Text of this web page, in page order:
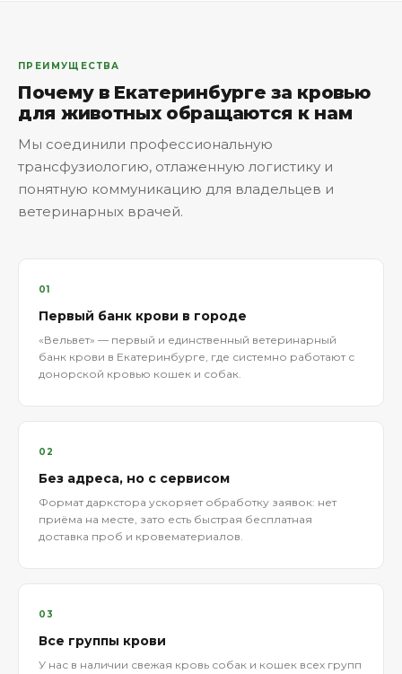
ПРЕИМУЩЕСТВА
Почему в Екатеринбурге за кровью
для животных обращаются к нам
Мы соединили профессиональную
трансфузиологию, отлаженную логистику и
понятную коммуникацию для владельцев и
ветеринарных врачей.
01
Первый банк крови в городе
«Вельвет» — первый и единственный ветеринарный
банк крови в Екатеринбурге, где системно работают с
донорской кровью кошек и собак.
02
Без адреса, но с сервисом
Формат даркстора ускоряет обработку заявок: нет
приёма на месте, зато есть быстрая бесплатная
доставка проб и кровематериалов.
03
Все группы крови
У нас в наличии свежая кровь собак и кошек всех групп